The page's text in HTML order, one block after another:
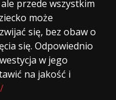
przede wszystkim
może
się, bez obaw o
się. Odpowiednio
w jego
na jakość i